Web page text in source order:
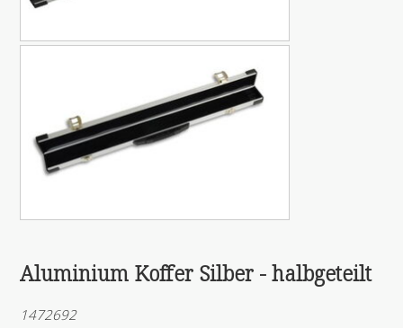
Aluminium Koffer Silber - halbgeteilt
1472692